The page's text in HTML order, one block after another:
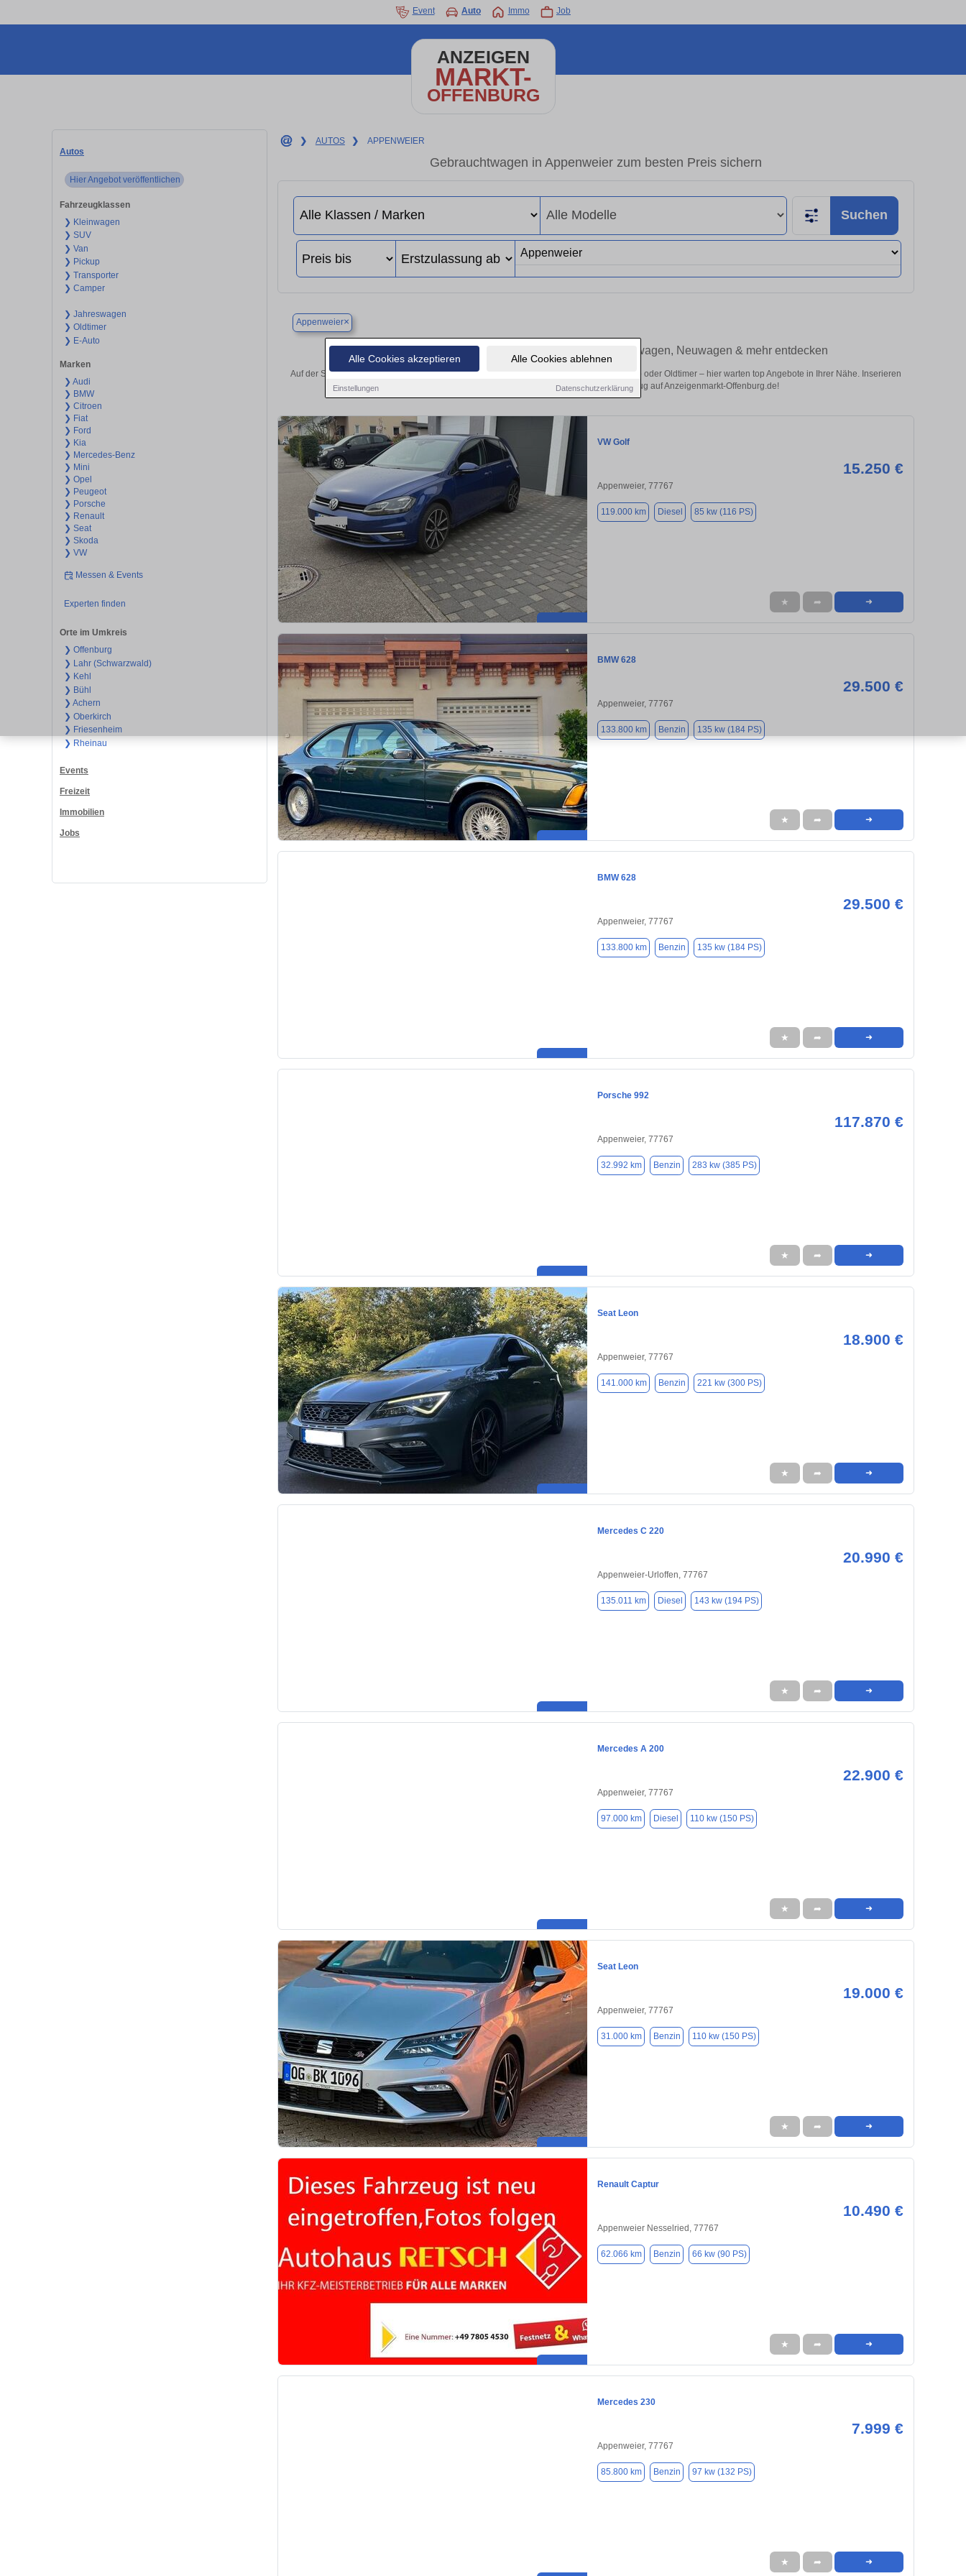
Alle Cookies akzeptieren Alle Cookies ablehnen
Einstellungen Datenschutzerklärung
Event Auto Immo Job
ANZEIGEN
MARKT-
OFFENBURG
Autos
Hier Angebot veröffentlichen
Fahrzeugklassen
❯ Kleinwagen
❯ SUV
❯ Van
❯ Pickup
❯ Transporter
❯ Camper
❯ Jahreswagen
❯ Oldtimer
❯ E-Auto
Marken
❯ Audi
❯ BMW
❯ Citroen
❯ Fiat
❯ Ford
❯ Kia
❯ Mercedes-Benz
❯ Mini
❯ Opel
❯ Peugeot
❯ Porsche
❯ Renault
❯ Seat
❯ Skoda
❯ VW
Messen & Events
Experten finden
Orte im Umkreis
❯ Offenburg
❯ Lahr (Schwarzwald)
❯ Kehl
❯ Bühl
❯ Achern
❯ Oberkirch
❯ Friesenheim
❯ Rheinau
Events
Freizeit
Immobilien
Jobs
❯ AUTOS ❯ APPENWEIER
Gebrauchtwagen in Appenweier zum besten Preis sichern
Suchen
Appenweier×
Ihr perfektes Autoangebot in Appenweier – Gebrauchtwagen, Neuwagen & mehr entdecken
Auf der Suche nach einem Gebrauchtwagen in Appenweier? Ob Kleinwagen, SUV, Cabrio oder Oldtimer – hier warten top Angebote in Ihrer Nähe. Inserieren
Sie Ihr Auto kostenlos oder finden Sie Ihr nächstes Fahrzeug auf Anzeigenmarkt-Offenburg.de!
VW Golf
15.250 €
Appenweier, 77767
119.000 km Diesel 85 kw (116 PS)
★ ➦ ➜
BMW 628
29.500 €
Appenweier, 77767
133.800 km Benzin 135 kw (184 PS)
★ ➦ ➜
BMW 628
29.500 €
Appenweier, 77767
133.800 km Benzin 135 kw (184 PS)
★ ➦ ➜
Porsche 992
117.870 €
Appenweier, 77767
32.992 km Benzin 283 kw (385 PS)
★ ➦ ➜
Seat Leon
18.900 €
Appenweier, 77767
141.000 km Benzin 221 kw (300 PS)
★ ➦ ➜
Mercedes C 220
20.990 €
Appenweier-Urloffen, 77767
135.011 km Diesel 143 kw (194 PS)
★ ➦ ➜
Mercedes A 200
22.900 €
Appenweier, 77767
97.000 km Diesel 110 kw (150 PS)
★ ➦ ➜
Seat Leon
19.000 €
Appenweier, 77767
31.000 km Benzin 110 kw (150 PS)
★ ➦ ➜
Renault Captur
10.490 €
Appenweier Nesselried, 77767
62.066 km Benzin 66 kw (90 PS)
★ ➦ ➜
Mercedes 230
7.999 €
Appenweier, 77767
85.800 km Benzin 97 kw (132 PS)
★ ➦ ➜